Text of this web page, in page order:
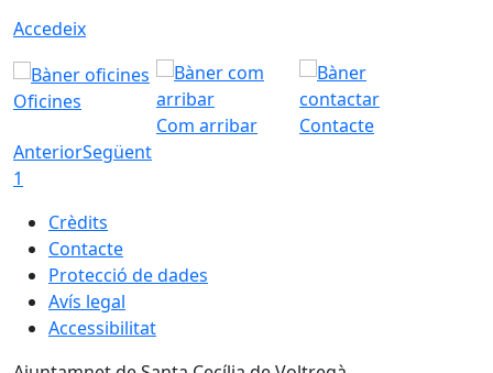
Accedeix
Oficines
Com arribar
Contacte
AnteriorSegüent
1
Crèdits
Contacte
Protecció de dades
Avís legal
Accessibilitat